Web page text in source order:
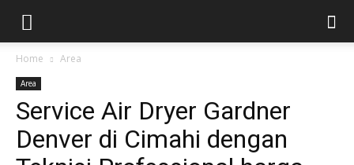
Home Area
Area
Service Air Dryer Gardner
Denver di Cimahi dengan